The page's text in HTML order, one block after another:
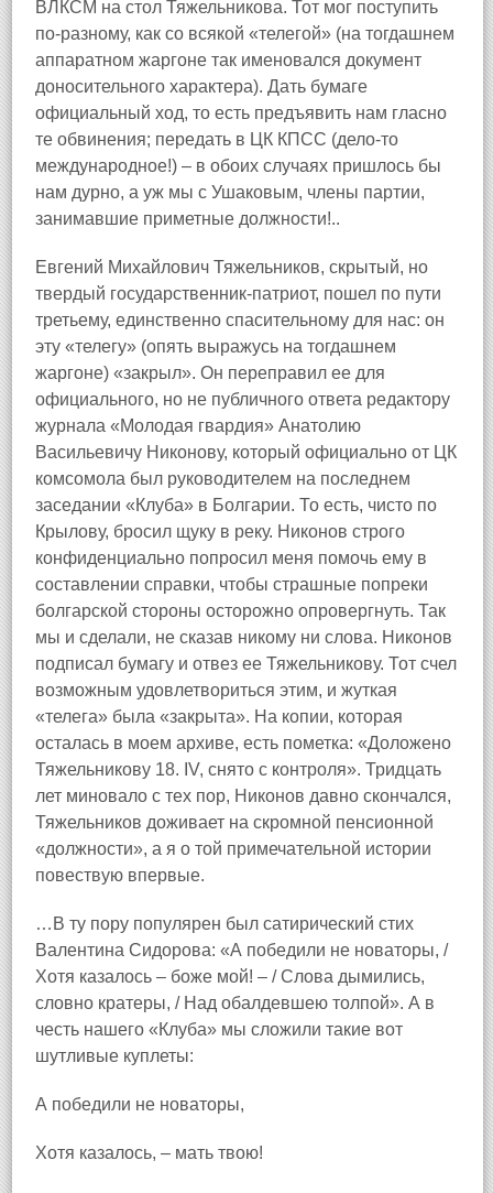
ВЛКСМ на стол Тяжельникова. Тот мог поступить
по‑разному, как со всякой «телегой» (на тогдашнем
аппаратном жаргоне так именовался документ
доносительного характера). Дать бумаге
официальный ход, то есть предъявить нам гласно
те обвинения; передать в ЦК КПСС (дело‑то
международное!) – в обоих случаях пришлось бы
нам дурно, а уж мы с Ушаковым, члены партии,
занимавшие приметные должности!..
Евгений Михайлович Тяжельников, скрытый, но
твердый государственник‑патриот, пошел по пути
третьему, единственно спасительному для нас: он
эту «телегу» (опять выражусь на тогдашнем
жаргоне) «закрыл». Он переправил ее для
официального, но не публичного ответа редактору
журнала «Молодая гвардия» Анатолию
Васильевичу Никонову, который официально от ЦК
комсомола был руководителем на последнем
заседании «Клуба» в Болгарии. То есть, чисто по
Крылову, бросил щуку в реку. Никонов строго
конфиденциально попросил меня помочь ему в
составлении справки, чтобы страшные попреки
болгарской стороны осторожно опровергнуть. Так
мы и сделали, не сказав никому ни слова. Никонов
подписал бумагу и отвез ее Тяжельникову. Тот счел
возможным удовлетвориться этим, и жуткая
«телега» была «закрыта». На копии, которая
осталась в моем архиве, есть пометка: «Доложено
Тяжельникову 18. IV, снято с контроля». Тридцать
лет миновало с тех пор, Никонов давно скончался,
Тяжельников доживает на скромной пенсионной
«должности», а я о той примечательной истории
повествую впервые.
…В ту пору популярен был сатирический стих
Валентина Сидорова: «А победили не новаторы, /
Хотя казалось – боже мой! – / Слова дымились,
словно кратеры, / Над обалдевшею толпой». А в
честь нашего «Клуба» мы сложили такие вот
шутливые куплеты:
А победили не новаторы,
Хотя казалось, – мать твою!